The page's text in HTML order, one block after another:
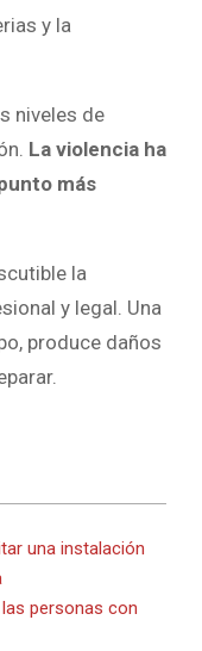
y la
niveles de
La violencia ha
más
la
y legal. Una
produce daños
una instalación
personas con